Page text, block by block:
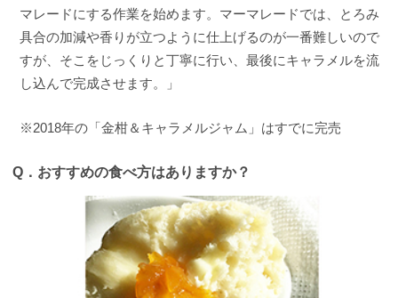
マレードにする作業を始めます。マーマレードでは、とろみ
具合の加減や香りが立つように仕上げるのが一番難しいので
すが、そこをじっくりと丁寧に行い、最後にキャラメルを流
し込んで完成させます。」
※2018年の「金柑＆キャラメルジャム」はすでに完売
Q． おすすめの食べ方はありますか？